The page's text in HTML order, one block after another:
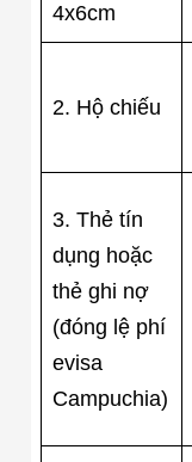
4x6cm
2. Hộ chiếu
3. Thẻ tín
dụng hoặc
thẻ ghi nợ
(đóng lệ phí
evisa
Campuchia)